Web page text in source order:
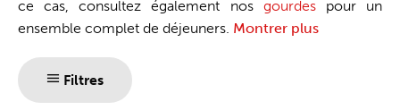
ce cas, consultez également nos gourdes pour un
ensemble complet de déjeuners. Montrer plus
Filtres